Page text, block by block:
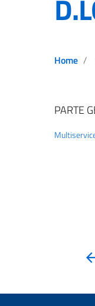
Home
PARTE